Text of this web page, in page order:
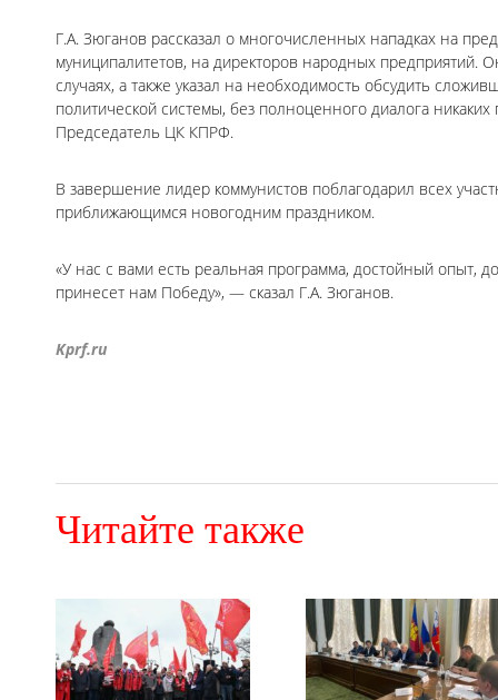
Г.А. Зюганов рассказал о многочисленных нападках на
муниципалитетов, на директоров народных
случаях, а также указал на необходимость обсудить
политической системы, без полноценного диалога
Председатель ЦК КПРФ.
В завершение лидер коммунистов поблагодарил всех
приближающимся новогодним праздником.
«У нас с вами есть реальная программа, достойный опыт,
принесет нам Победу», — сказал Г.А. Зюганов.
Kprf.ru
Читайте также